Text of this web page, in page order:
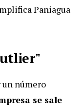
Paniagua
un número
se sale